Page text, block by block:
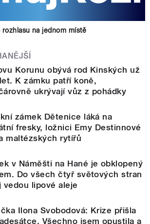
na jednom místě
Korunu obývá rod Kinských už
K zámku patří koně,
ukrývají vůz z pohádky
zámek Dětenice láká na
fresky, ložnici Emy Destinnové
maltézských rytířů
v Náměšti na Hané je obklopený
Do všech čtyř světových stran
vedou lipové aleje
Ilona Svobodová: Krize přišla
Všechno jsem opustila a